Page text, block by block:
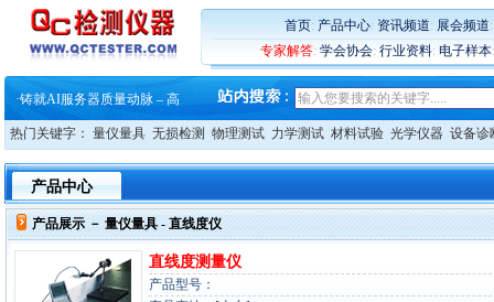
首页: 产品中心: 资讯频道: 展会频道
专家解答: 学会协会: 行业资料: 电子样本
蔡司和亿纬锂能达成战略合作
大牌云集 买家升级 ——26
蔡司软件 | 高效变形分析能
·铸就AI服务器质量动脉 – 高
·铸就AI服务器质量动脉 – 高
·ZEISS BOSELLO ADR 让内部缺
·蔡司和亿纬锂能达成战略合作
热门关键字： 量仪量具 无损检测 物理测试 力学测试 材料试验 光学仪器 设备诊
产品中心
产品展示 － 量仪量具- 直线度仪
直线度测量仪
产品型号：